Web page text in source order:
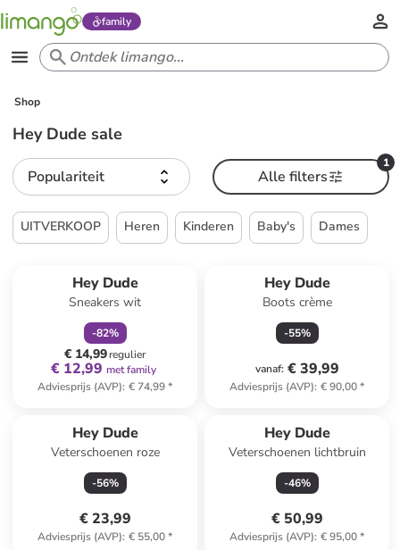
family
Shop
Hey Dude sale
Populariteit
1
Alle filters
UITVERKOOP Heren Kinderen Baby's Dames
Hey Dude
Sneakers wit
-82%
€ 14,99regulier
€ 12,99 met family
Adviesprijs (AVP): € 74,99*
Hey Dude
Boots crème
-55%
vanaf: € 39,99
Adviesprijs (AVP): € 90,00*
Hey Dude
Veterschoenen roze
-56%
€ 23,99
Adviesprijs (AVP): € 55,00*
Hey Dude
Veterschoenen lichtbruin
-46%
€ 50,99
Adviesprijs (AVP): € 95,00*